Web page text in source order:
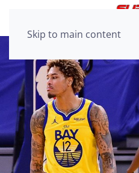
Skip to main content